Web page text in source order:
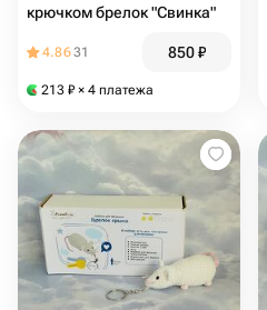
крючком брелок "Свинка"
4.8631 850₽
213 ₽ × 4 платежа